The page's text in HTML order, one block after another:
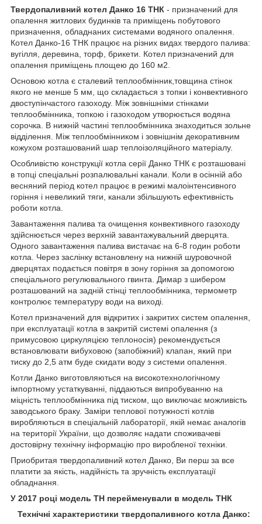
Твердопаливний котел Данко 16 ТНК - призначений для
опалення житлових будинків та приміщень побутового
призначення, обладнаних системами водяного опалення.
Котел Данко-16 ТНК працює на різних видах твердого палива:
вугілля, деревина, торф, брикети. Котел призначений для
опалення приміщень площею до 160 м2.
Основою котла є сталевий теплообмінник,товщина стінок
якого не менше 5 мм, що складається з топки і конвективного
двоступінчастого газоходу. Між зовнішніми стінками
теплообмінника, топкою і газоходом утворюється водяна
сорочка. В нижній частині теплообмінника знаходиться зольне
відділення. Між теплообмінником і зовнішнім декоративним
кожухом розташований шар теплоізоляційного матеріалу.
Особливістю конструкції котла серії Данко ТНК є розташовані
в топці спеціальні розпалювальні канали. Коли в осінній або
весняний період котел працює в режимі малоінтенсивного
горіння і невеликий тяги, канали збільшують ефективність
роботи котла.
Завантаження палива та очищення конвективного газоходу
здійснюється через верхній завантажувальний дверцята.
Одного завантаження палива вистачає на 6-8 годин роботи
котла. Через заслінку встановлену на нижній шуровочной
дверцятах подається повітря в зону горіння за допомогою
спеціального регулювального гвинта. Димар з шибером
розташований на задній стінці теплообмінника, термометр
контролює температуру води на виході.
Котел призначений для відкритих і закритих систем опалення,
при експлуатації котла в закритій системі опалення (з
примусовою циркуляцією теплоносія) рекомендується
встановлювати вибуховою (запобіжний) клапан, який при
тиску до 2,5 атм буде скидати воду з системи опалення.
Котли Данко виготовляються на високотехнологічному
імпортному устаткуванні, піддаються випробуванню на
міцність теплообмінника під тиском, що виключає можливість
заводського браку. Заміри теплової потужності котлів
виробляються в спеціальній лабораторії, якій немає аналогів
на території України, що дозволяє надати споживачеві
достовірну технічну інформацію про виробленої техніки.
Приобритая твердопаливний котел Данко, Ви перш за все
платити за якість, надійність та зручність експлуатації
обладнання.
У 2017 році модель ТН перейменували в модель ТНК
Технічні характеристики твердопаливного котла Данко: